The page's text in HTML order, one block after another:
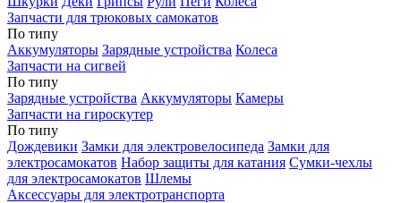
Запчасти для трюковых самокатов
По типу
Аккумуляторы Зарядные устройства Колеса
Запчасти на сигвей
По типу
Зарядные устройства Аккумуляторы Камеры
Запчасти на гироскутер
По типу
Дождевики Замки для электровелосипеда Замки для
электросамокатов Набор защиты для катания Сумки-чехлы
для электросамокатов Шлемы
Аксессуары для электротранспорта